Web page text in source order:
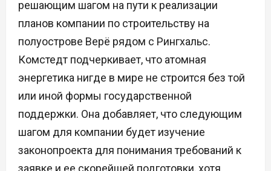
решающим шагом на пути к реализации
планов компании по строительству на
полуострове Верё рядом с Рингхальс.
Комстедт подчеркивает, что атомная
энергетика нигде в мире не строится без той
или иной формы государственной
поддержки. Она добавляет, что следующим
шагом для компании будет изучение
законопроекта для понимания требований к